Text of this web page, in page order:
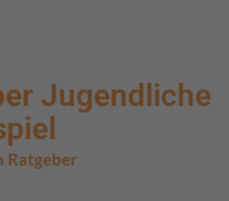
Jugendliche
Ratgeber